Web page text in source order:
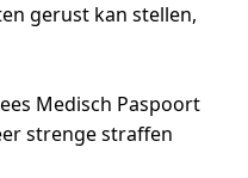
gerust kan stellen,
Medisch Paspoort
strenge straffen